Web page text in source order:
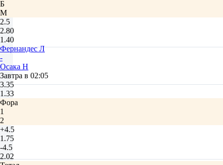
Б
М
2.5
2.80
1.40
Фернандес Л
-
Осака Н
Завтра в 02:05
3.35
1.33
Фора
1
2
+4.5
1.75
-4.5
2.02